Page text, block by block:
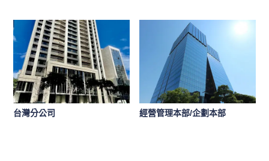
台灣分公司 經營管理本部/企劃本部